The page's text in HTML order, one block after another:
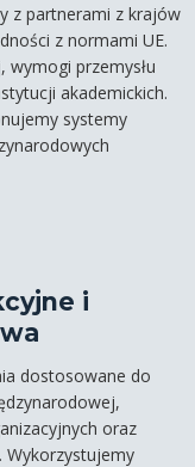
z partnerami z krajów
z normami UE.
wymogi przemysłu
akademickich.
systemy
i
dostosowane do
oraz
Wykorzystujemy